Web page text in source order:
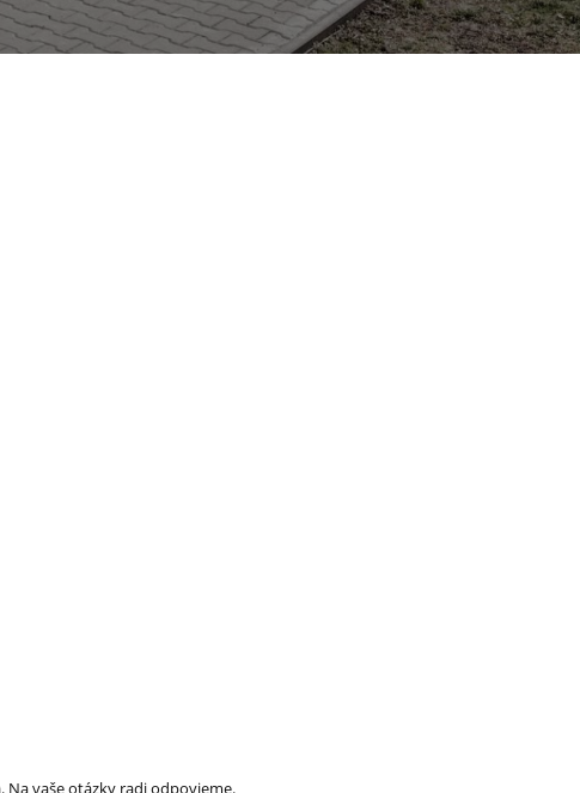
vaše otázky radi odpovieme.